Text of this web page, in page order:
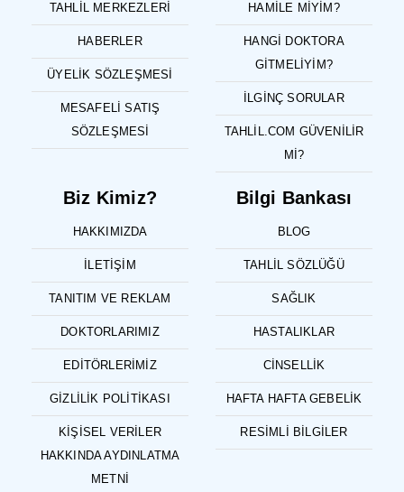
TAHLIL MERKEZLERI
HABERLER
ÜYELIK SÖZLEŞMESI
MESAFELI SATIŞ
SÖZLEŞMESI
HAMILE MIYIM?
HANGI DOKTORA
GITMELIYIM?
İLGINÇ SORULAR
TAHLIL.COM GÜVENILIR
MI?
Biz Kimiz?
HAKKIMIZDA
İLETIŞIM
TANITIM VE REKLAM
DOKTORLARIMIZ
EDITÖRLERIMIZ
GIZLILIK POLITIKASI
KIŞISEL VERILER
HAKKINDA AYDINLATMA
METNI
Bilgi Bankası
BLOG
TAHLIL SÖZLÜĞÜ
SAĞLIK
HASTALIKLAR
CINSELLIK
HAFTA HAFTA GEBELIK
RESIMLI BILGILER